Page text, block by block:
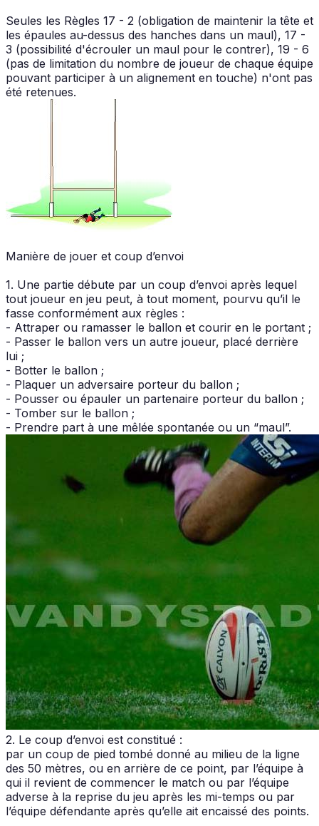
Seules les Règles 17 - 2 (obligation de maintenir la tête et
les épaules au-dessus des hanches dans un maul), 17 -
3 (possibilité d'écrouler un maul pour le contrer), 19 - 6
(pas de limitation du nombre de joueur de chaque équipe
pouvant participer à un alignement en touche) n'ont pas
été retenues.
Manière de jouer et coup d’envoi
1. Une partie débute par un coup d’envoi après lequel
tout joueur en jeu peut, à tout moment, pourvu qu’il le
fasse conformément aux règles :
- Attraper ou ramasser le ballon et courir en le portant ;
- Passer le ballon vers un autre joueur, placé derrière
lui ;
- Botter le ballon ;
- Plaquer un adversaire porteur du ballon ;
- Pousser ou épauler un partenaire porteur du ballon ;
- Tomber sur le ballon ;
- Prendre part à une mêlée spontanée ou un “maul”.
2. Le coup d’envoi est constitué :
par un coup de pied tombé donné au milieu de la ligne
des 50 mètres, ou en arrière de ce point, par l’équipe à
qui il revient de commencer le match ou par l’équipe
adverse à la reprise du jeu après les mi-temps ou par
l’équipe défendante après qu’elle ait encaissé des points.